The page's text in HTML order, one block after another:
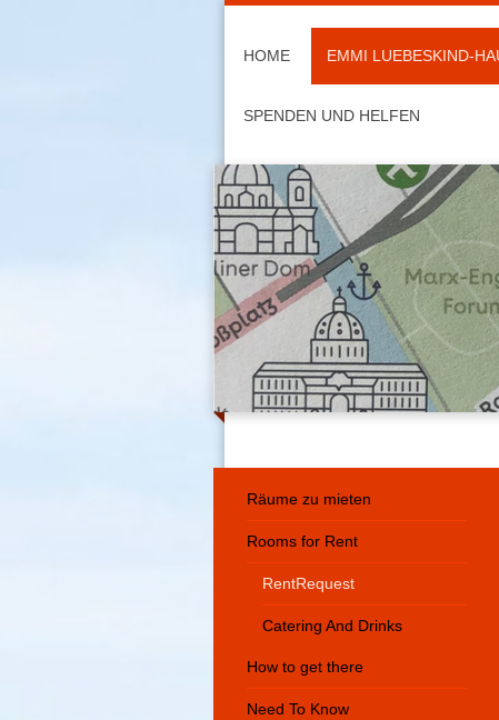
HOME EMMI LUEBESKIND-
SPENDEN UND HELFEN
Räume zu mieten
Rooms for Rent
RentRequest
Catering And Drinks
How to get there
Need To Know